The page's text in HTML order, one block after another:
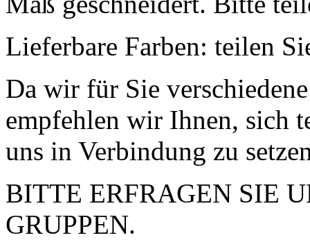
Lieferbare Farben: teilen
Da wir für Sie
empfehlen wir Ihnen, sich
uns in Verbindung zu
BITTE ERFRAGEN SIE
GRUPPEN.